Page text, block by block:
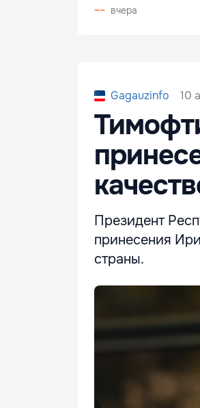
вчера
Gagauzinfo 10
Президент
принесения
страны.